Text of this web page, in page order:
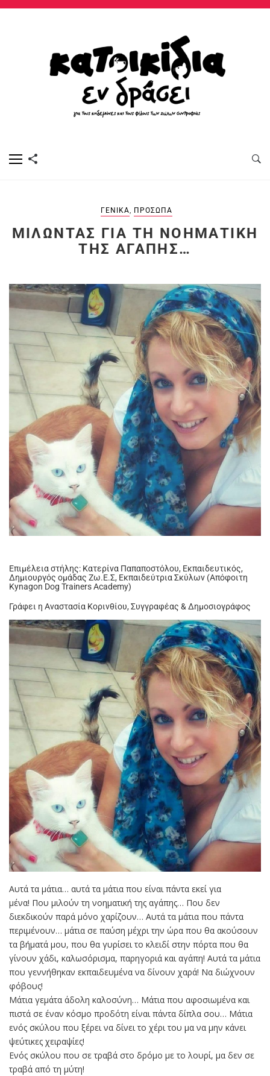
ΓΕΝΙΚΆ, ΠΡΌΣΩΠΑ
ΜΙΛΏΝΤΑΣ ΓΙΑ ΤΗ ΝΟΗΜΑΤΙΚΉ
ΤΗΣ ΑΓΆΠΗΣ…
Επιμέλεια στήλης: Κατερίνα Παπαποστόλου, Εκπαιδευτικός,
Δημιουργός ομάδας Ζω.Ε.Σ, Εκπαιδεύτρια Σκύλων (Απόφοιτη
Kynagon Dog Trainers Academy)
Γράφει η Αναστασία Κορινθίου, Συγγραφέας & Δημοσιογράφος
Αυτά τα μάτια… αυτά τα μάτια που είναι πάντα εκεί για
μένα! Που μιλούν τη νοηματική της αγάπης… Που δεν
διεκδικούν παρά μόνο χαρίζουν… Αυτά τα μάτια που πάντα
περιμένουν… μάτια σε παύση μέχρι την ώρα που θα ακούσουν
τα βήματά μου, που θα γυρίσει το κλειδί στην πόρτα που θα
γίνουν χάδι, καλωσόρισμα, παρηγοριά και αγάπη! Αυτά τα μάτια
που γεννήθηκαν εκπαιδευμένα να δίνουν χαρά! Να διώχνουν
φόβους!
Μάτια γεμάτα άδολη καλοσύνη… Μάτια που αφοσιωμένα και
πιστά σε έναν κόσμο προδότη είναι πάντα δίπλα σου… Μάτια
ενός σκύλου που ξέρει να δίνει το χέρι του μα να μην κάνει
ψεύτικες χειραψίες!
Ενός σκύλου που σε τραβά στο δρόμο με το λουρί, μα δεν σε
τραβά από τη μύτη!